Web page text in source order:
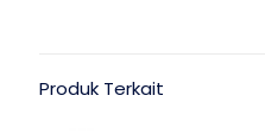
Produk Terkait